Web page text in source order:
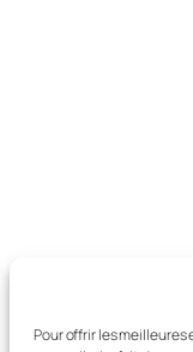
Pour offrir les